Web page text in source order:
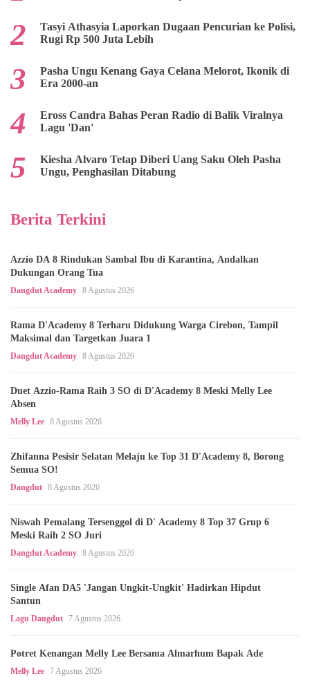
Tasyi Athasyia Laporkan Dugaan Pencurian ke Polisi,
Rugi Rp 500 Juta Lebih
Pasha Ungu Kenang Gaya Celana Melorot, Ikonik di
Era 2000-an
Eross Candra Bahas Peran Radio di Balik Viralnya
Lagu 'Dan'
Kiesha Alvaro Tetap Diberi Uang Saku Oleh Pasha
Ungu, Penghasilan Ditabung
Berita Terkini
Azzio DA 8 Rindukan Sambal Ibu di Karantina, Andalkan
Dukungan Orang Tua
Dangdut Academy 8 Agustus 2026
Rama D'Academy 8 Terharu Didukung Warga Cirebon, Tampil
Maksimal dan Targetkan Juara 1
Dangdut Academy 8 Agustus 2026
Duet Azzio-Rama Raih 3 SO di D'Academy 8 Meski Melly Lee
Absen
Melly Lee 8 Agustus 2026
Zhifanna Pesisir Selatan Melaju ke Top 31 D'Academy 8, Borong
Semua SO!
Dangdut 8 Agustus 2026
Niswah Pemalang Tersenggol di D' Academy 8 Top 37 Grup 6
Meski Raih 2 SO Juri
Dangdut Academy 8 Agustus 2026
Single Afan DA5 'Jangan Ungkit-Ungkit' Hadirkan Hipdut
Santun
Lagu Dangdut 7 Agustus 2026
Potret Kenangan Melly Lee Bersama Almarhum Bapak Ade
Melly Lee 7 Agustus 2026